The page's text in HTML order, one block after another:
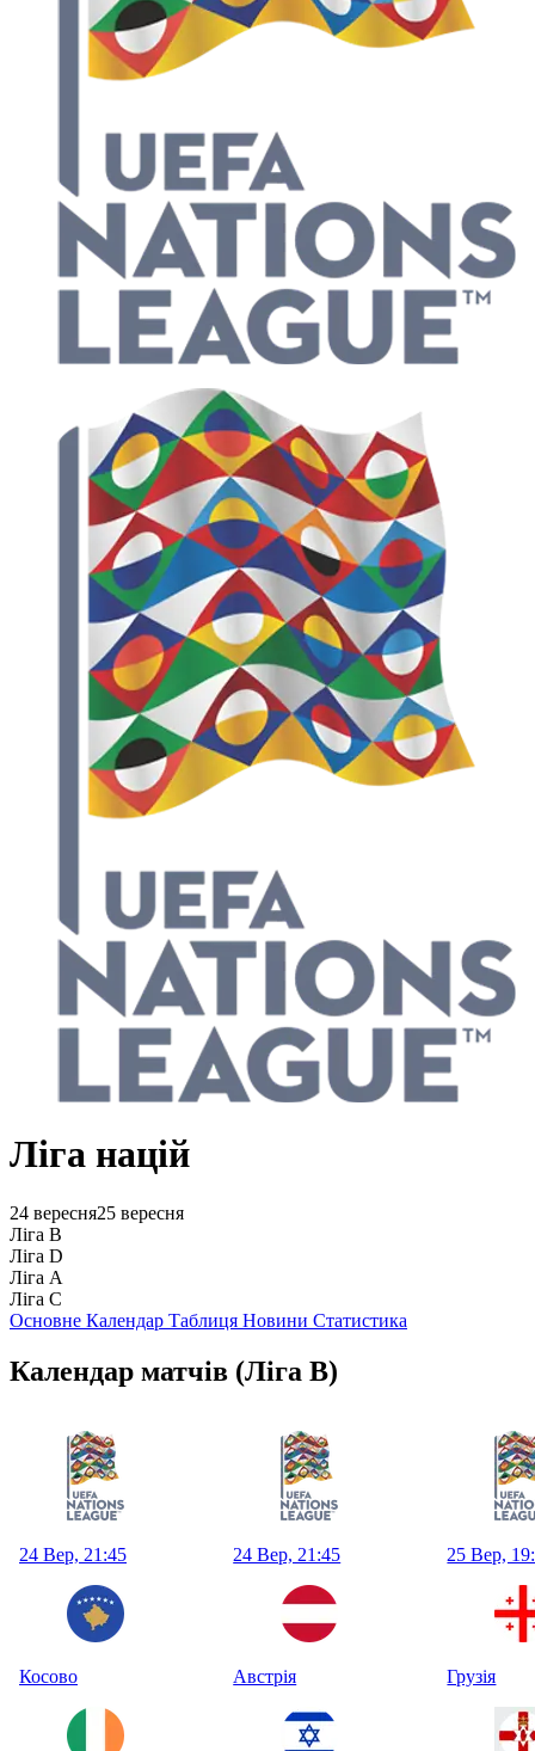
Ліга націй
24 вересня25 вересня
Ліга B
Ліга D
Ліга А
Ліга С
Основне Календар Таблиця Новини Статистика
Календар матчів (Ліга B)
24 Вер, 21:45
Косово
24 Вер, 21:45
Австрія
25 Вер,
Грузія